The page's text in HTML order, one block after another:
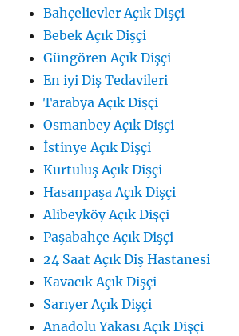
Bahçelievler Açık Dişçi
Bebek Açık Dişçi
Güngören Açık Dişçi
En iyi Diş Tedavileri
Tarabya Açık Dişçi
Osmanbey Açık Dişçi
İstinye Açık Dişçi
Kurtuluş Açık Dişçi
Hasanpaşa Açık Dişçi
Alibeyköy Açık Dişçi
Paşabahçe Açık Dişçi
24 Saat Açık Diş Hastanesi
Kavacık Açık Dişçi
Sarıyer Açık Dişçi
Anadolu Yakası Açık Dişçi